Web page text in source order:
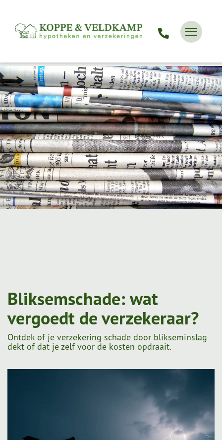
Bliksemschade: wat
vergoedt de verzekeraar?
Ontdek of je verzekering schade door blikseminslag
dekt of dat je zelf voor de kosten opdraait.